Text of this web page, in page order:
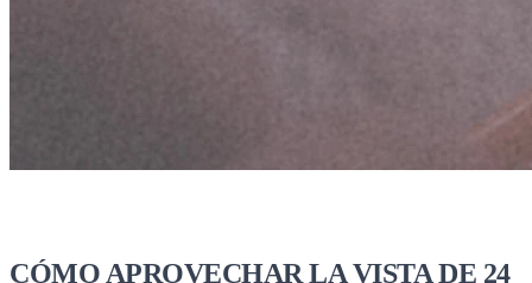
CÓMO APROVECHAR LA VISTA DE 24